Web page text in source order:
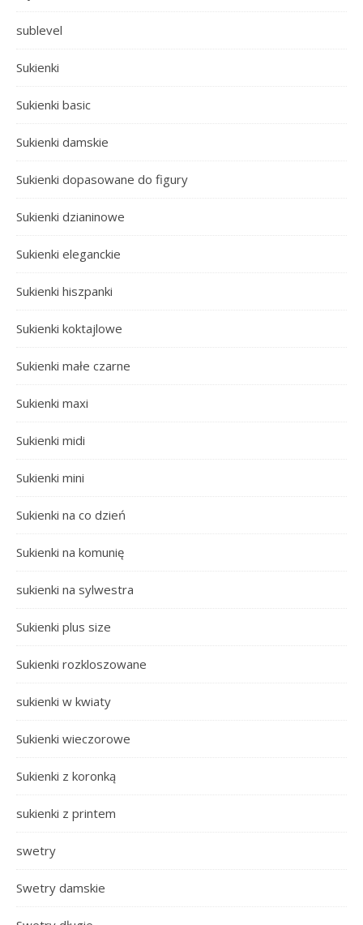
sublevel
Sukienki
Sukienki basic
Sukienki damskie
Sukienki dopasowane do figury
Sukienki dzianinowe
Sukienki eleganckie
Sukienki hiszpanki
Sukienki koktajlowe
Sukienki małe czarne
Sukienki maxi
Sukienki midi
Sukienki mini
Sukienki na co dzień
Sukienki na komunię
sukienki na sylwestra
Sukienki plus size
Sukienki rozkloszowane
sukienki w kwiaty
Sukienki wieczorowe
Sukienki z koronką
sukienki z printem
swetry
Swetry damskie